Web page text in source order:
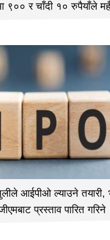
९०० र चाँदी १० रुपैयाँले
आईपीओ ल्याउने तयारी,
प्रस्ताव पारित गरिने